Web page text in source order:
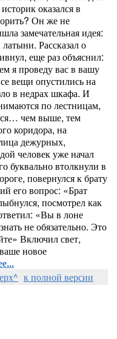
оказался в
Он же не
замечательная идея:
Рассказал о
еще раз объяснил:
я проведу вас в вашу
вещи опустились на
в недрах шкафа. И
по лестницам,
чем выше, тем
коридора, на
дежурных,
человек уже начал
буквально втолкнули в
повернулся к брату
его вопрос: «Брат
посмотрел как
«Вы в лоне
не обязательно. Это
Включил свет,
новое
к полной версии